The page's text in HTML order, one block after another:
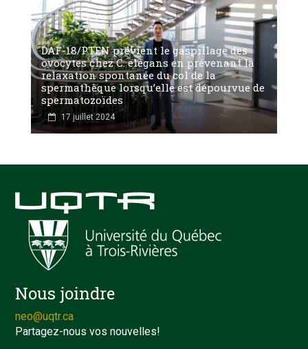
DAF-18/PTEN prévient le gaspillage des
ovocytes chez C. elegans en prévenant la
relaxation spontanée du col de la
spermathèque lorsqu’elle est dépourvue de
spermatozoïdes
17 juillet 2024
Nous joindre
neo@uqtr.ca
Partagez-nous vos nouvelles!